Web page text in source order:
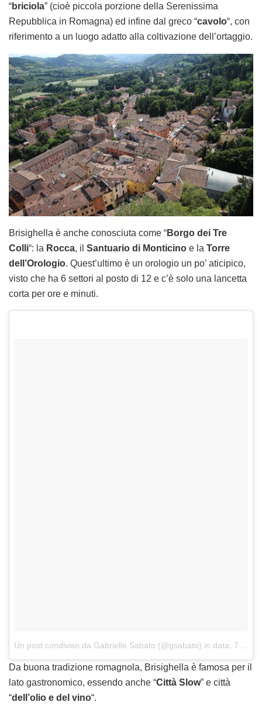
“briciola” (cioè piccola porzione della Serenissima
Repubblica in Romagna) ed infine dal greco “cavolo“, con
riferimento a un luogo adatto alla coltivazione dell’ortaggio.
Brisighella è anche conosciuta come “Borgo dei Tre
Colli“: la Rocca, il Santuario di Monticino e la Torre
dell’Orologio. Quest’ultimo è un orologio un po’ aticipico,
visto che ha 6 settori al posto di 12 e c’è solo una lancetta
corta per ore e minuti.
Un post condiviso da Gabrielle Sabato (@gsabato) in data: 7 Ott 2017 alle ore 13:04 PDT
Da buona tradizione romagnola, Brisighella è famosa per il
lato gastronomico, essendo anche “Città Slow” e città
“dell’olio e del vino“.